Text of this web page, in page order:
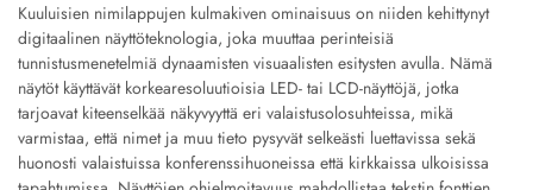
Kuuluisien nimilappujen kulmakiven ominaisuus on niiden kehittynyt
digitaalinen näyttöteknologia, joka muuttaa perinteisiä
tunnistusmenetelmiä dynaamisten visuaalisten esitysten avulla. Nämä
näytöt käyttävät korkearesoluutioisia LED- tai LCD-näyttöjä, jotka
tarjoavat kiteen­selkää näkyvyyttä eri valaistusolosuhteissa, mikä
varmistaa, että nimet ja muu tieto pysyvät selkeästi luettavissa sekä
huonosti valaistuissa konferenssihuoneissa että kirkkaissa ulkoisissa